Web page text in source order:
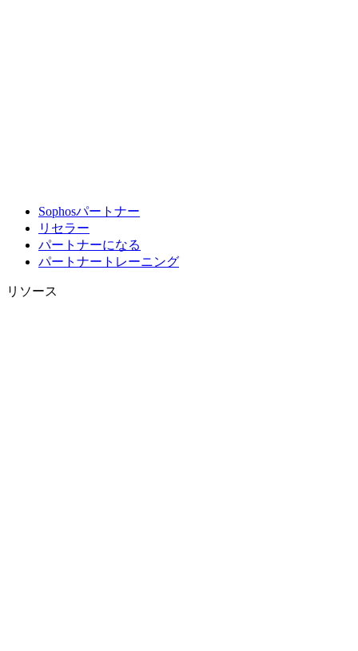
Sophosパートナー
リセラー
パートナーになる
パートナートレーニング
リソース